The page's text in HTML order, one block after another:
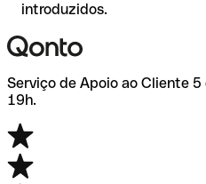
introduzidos.
Serviço de Apoio ao Cliente
19h.